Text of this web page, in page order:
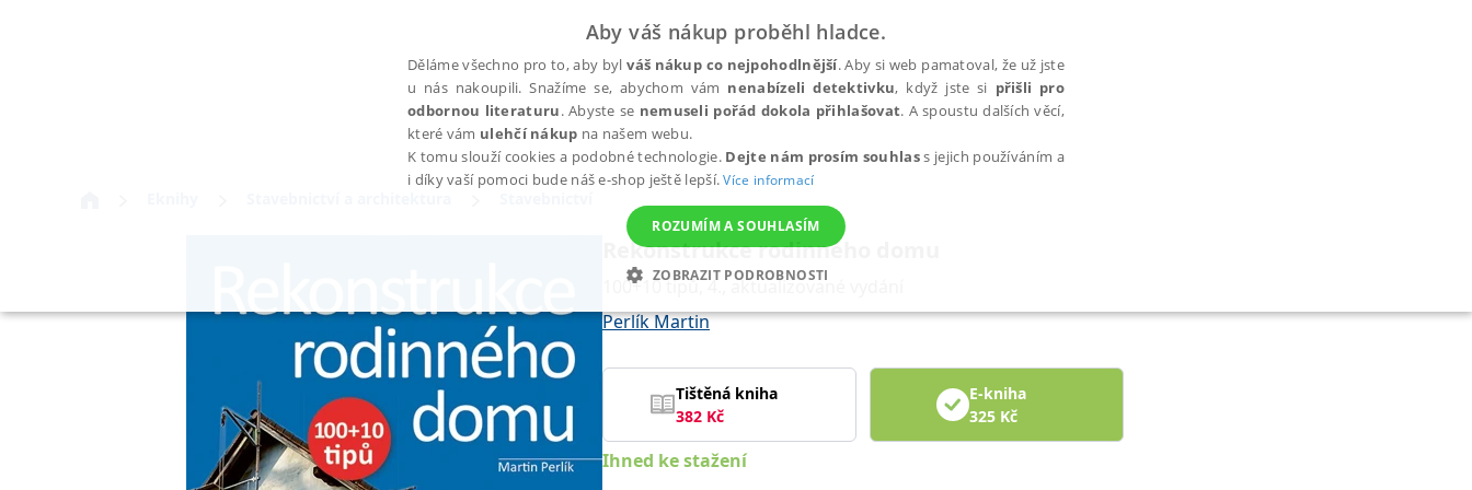
Rekonstrukce rodinného domu
100+10 tipů, 4., aktualizované vydání
Perlík Martin
Tištěná kniha
382 Kč
E-kniha
325 Kč
Ihned ke stažení
Aby váš nákup proběhl hladce.
Děláme všechno pro to, aby bylváš nákup co nejpohodlnější. Aby si web pamatoval, že už jste
u nás nakoupili. Snažíme se, abychom vám nenabízeli detektivku, když jste si přišli pro
odbornou literaturu. Abyste se nemuseli pořád dokola přihlašovat. A spoustu dalších věcí,
které vám ulehčí nákup na našem webu.
K tomu slouží cookies a podobné technologie. Dejte nám prosím souhlass jejich používáním a
i díky vaší pomoci bude náš e-shop ještě lepší.Více informací
ROZUMÍM A SOUHLASÍM
ZOBRAZIT PODROBNOSTI
NEZBYTNÉ ANALYTICKÉ MARKETINGOVÉ FUNKČNÍ NEZAŘAZENÉ SOUBORY
Nezbytné Marketingové Nezařazené soubory
Nezbytně nutné soubory cookie umožňují základní funkce webových stránek, jako je přihlášení uživatele a správa účtu. Webové stránky nelze bez nezbytně nutných souborů cookie správně používat.
Provider /